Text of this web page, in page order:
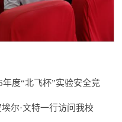
度“北飞杯”实验安全竞
尔·文特一行访问我校